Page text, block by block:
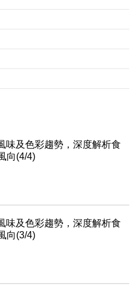
味及色彩趨勢，深度解析食
向(4/4)
味及色彩趨勢，深度解析食
向(3/4)